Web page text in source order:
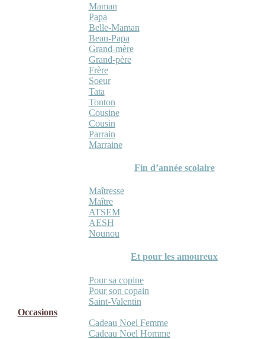
Maman
Papa
Belle-Maman
Beau-Papa
Grand-mère
Grand-père
Frère
Soeur
Tata
Tonton
Cousine
Cousin
Parrain
Marraine
Fin d’année scolaire
Maîtresse
Maître
ATSEM
AESH
Nounou
Et pour les amoureux
Pour sa copine
Pour son copain
Saint-Valentin
Occasions
Cadeau Noel Femme
Cadeau Noel Homme